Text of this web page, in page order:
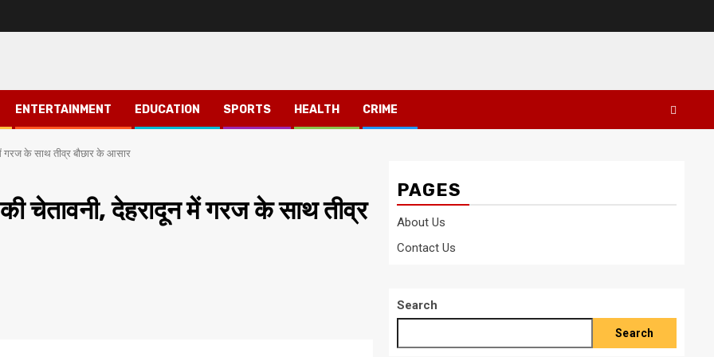
ENTERTAINMENT EDUCATION SPORTS HEALTH CRIME
में गरज के साथ तीव्र बौछार के आसार
की चेतावनी, देहरादून में गरज के साथ तीव्र
PAGES
About Us
Contact Us
Search
Search